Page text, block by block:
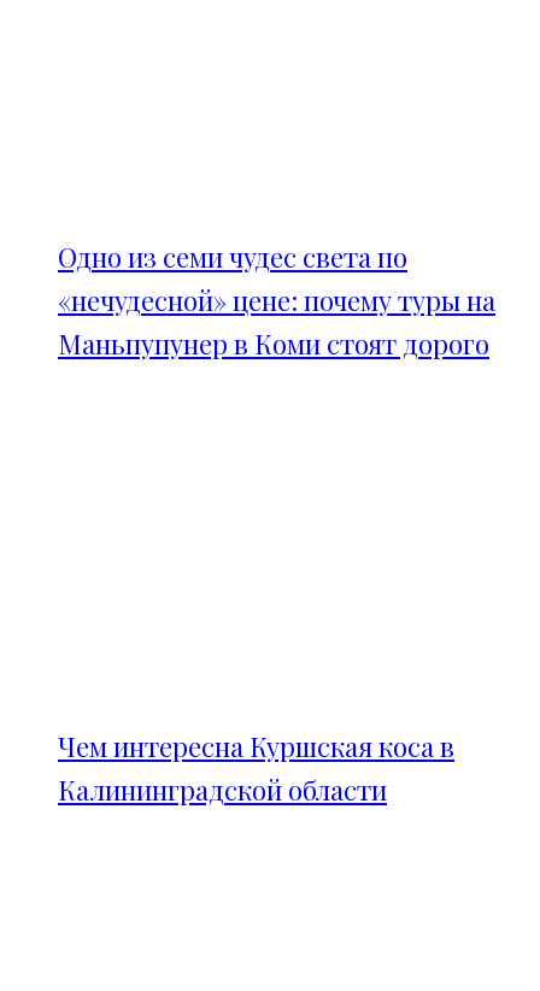
Одно из семи чудес света по
«нечудесной» цене: почему туры на
Маньпупунер в Коми стоят дорого
Чем интересна Куршская коса в
Калининградской области